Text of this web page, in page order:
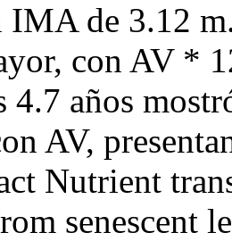
IMA de 3.12
con AV *
4.7 años
AV,
Nutrient
senescent